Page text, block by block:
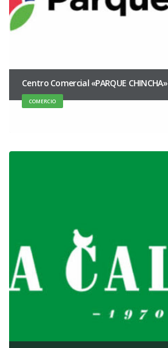
Centro Comercial «PARQUE CHINCHA»
COMERCIO